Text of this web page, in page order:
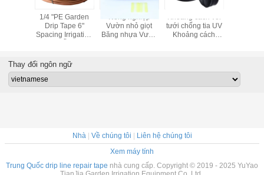
1/4 "PE Garden
Drip Tape 6"
Spacing Irrigation
Nông nghiệp
Vườn nhỏ giọt
Băng nhựa Vườn
Khoảng cách vòi
tưới chống tia UV
Khoảng cách
Thay đổi ngôn ngữ
Nhà| Về chúng tôi | Liên hệ chúng tôi
Xem máy tính
Trung Quốc drip line repair tape nhà cung cấp. Copyright © 2019 - 2025 YuYao